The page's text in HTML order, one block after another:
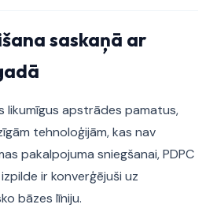
saskaņā ar
likumīgus apstrādes pamatus,
tehnoloģijām, kas nav
pakalpojuma sniegšanai, PDPC
ir konverģējuši uz
bāzes līniju.